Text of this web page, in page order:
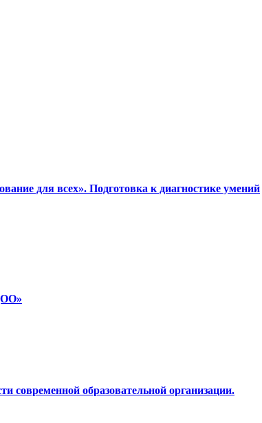
для всех». Подготовка к диагностике умений
современной образовательной организации.